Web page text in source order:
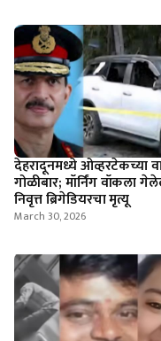
देहरादूनमध्ये ओव्हरटेकच्या
गोळीबार; मॉर्निंग वॉकला
निवृत्त ब्रिगेडियरचा मृत्यू
March 30, 2026